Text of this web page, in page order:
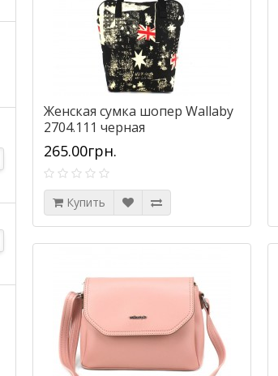
Женская сумка шопер Wallaby
2704.111 черная
265.00грн.
Купить